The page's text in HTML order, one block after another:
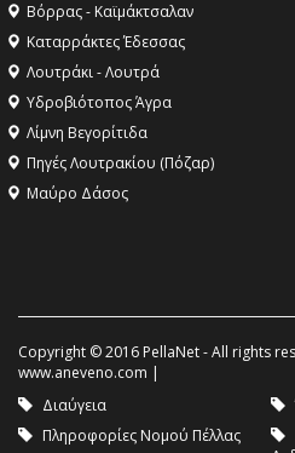
Βόρρας - Καϊμάκτσαλαν
Καταρράκτες Έδεσσας
Λουτράκι - Λουτρά
Υδροβιότοπος Άγρα
Λίμνη Βεγορίτιδα
Πηγές Λουτρακίου (Πόζαρ)
Μαύρο Δάσος
Copyright © 2016 PellaNet - All rights
www.aneveno.com |
Διαύγεια
Πληροφορίες Νομού Πέλλας